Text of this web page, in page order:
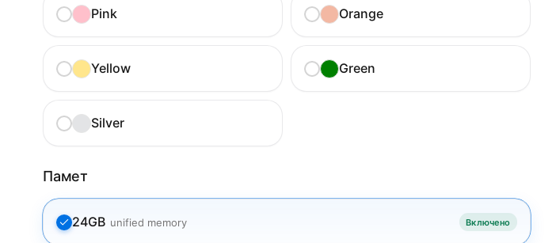
Pink Orange
Yellow Green
Silver
Памет
24GB unified memory Включено